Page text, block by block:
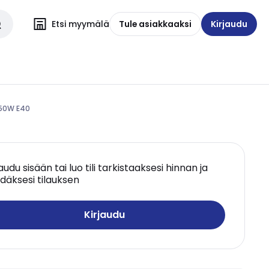
Etsi myymälä Tule asiakkaaksi Kirjaudu
E40
sisään tai luo tili tarkistaaksesi hinnan ja
tilauksen
Kirjaudu